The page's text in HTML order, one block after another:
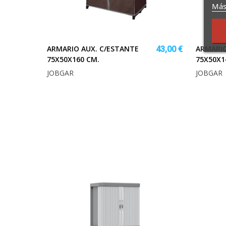
ARMARIO AUX. C/ESTANTE
75X50X160 CM.
43,00 €
JOBGAR JOBGAR